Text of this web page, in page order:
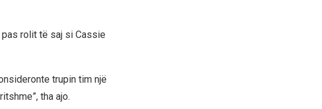
rolit të saj si Cassie
trupin tim një
tha ajo.